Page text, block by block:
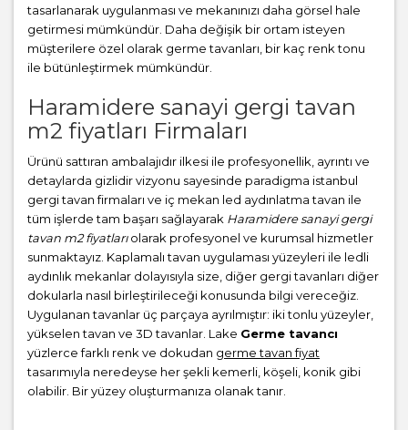
tasarlanarak uygulanması ve mekanınızı daha görsel hale
getirmesi mümkündür. Daha değişik bir ortam isteyen
müşterilere özel olarak germe tavanları, bir kaç renk tonu
ile bütünleştirmek mümkündür.
Haramidere sanayi gergi tavan
m2 fiyatları Firmaları
Ürünü sattıran ambalajıdır ilkesi ile profesyonellik, ayrıntı ve
detaylarda gizlidir vizyonu sayesinde paradigma istanbul
gergi tavan firmaları ve iç mekan led aydınlatma tavan ile
tüm işlerde tam başarı sağlayarak Haramidere sanayi gergi
tavan m2 fiyatlarıolarak profesyonel ve kurumsal hizmetler
sunmaktayız. Kaplamalı tavan uygulaması yüzeyleri ile ledli
aydınlık mekanlar dolayısıyla size, diğer gergi tavanları diğer
dokularla nasıl birleştirileceği konusunda bilgi vereceğiz.
Uygulanan tavanlar üç parçaya ayrılmıştır: iki tonlu yüzeyler,
yükselen tavan ve 3D tavanlar. Lake Germe tavancı
yüzlerce farklı renk ve dokudan germe tavan fiyat
tasarımıyla neredeyse her şekli kemerli, köşeli, konik gibi
olabilir. Bir yüzey oluşturmanıza olanak tanır.